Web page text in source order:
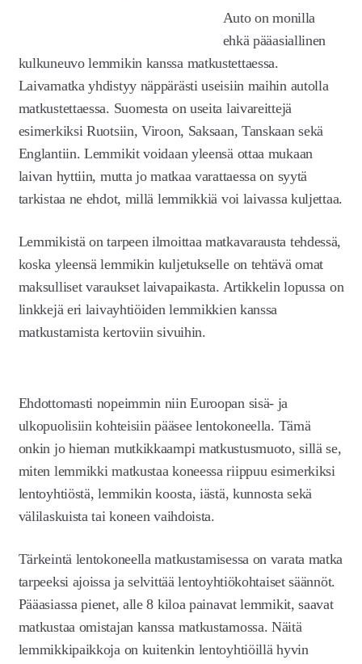
Auto on monilla
ehkä pääasiallinen
kulkuneuvo lemmikin kanssa matkustettaessa.
Laivamatka yhdistyy näppärästi useisiin maihin autolla
matkustettaessa. Suomesta on useita laivareittejä
esimerkiksi Ruotsiin, Viroon, Saksaan, Tanskaan sekä
Englantiin. Lemmikit voidaan yleensä ottaa mukaan
laivan hyttiin, mutta jo matkaa varattaessa on syytä
tarkistaa ne ehdot, millä lemmikkiä voi laivassa kuljettaa.
Lemmikistä on tarpeen ilmoittaa matkavarausta tehdessä,
koska yleensä lemmikin kuljetukselle on tehtävä omat
maksulliset varaukset laivapaikasta. Artikkelin lopussa on
linkkejä eri laivayhtiöiden lemmikkien kanssa
matkustamista kertoviin sivuihin.
Ehdottomasti nopeimmin niin Euroopan sisä- ja
ulkopuolisiin kohteisiin pääsee lentokoneella. Tämä
onkin jo hieman mutkikkaampi matkustusmuoto, sillä se,
miten lemmikki matkustaa koneessa riippuu esimerkiksi
lentoyhtiöstä, lemmikin koosta, iästä, kunnosta sekä
välilaskuista tai koneen vaihdoista.
Tärkeintä lentokoneella matkustamisessa on varata matka
tarpeeksi ajoissa ja selvittää lentoyhtiökohtaiset säännöt.
Pääasiassa pienet, alle 8 kiloa painavat lemmikit, saavat
matkustaa omistajan kanssa matkustamossa. Näitä
lemmikkipaikkoja on kuitenkin lentoyhtiöillä hyvin